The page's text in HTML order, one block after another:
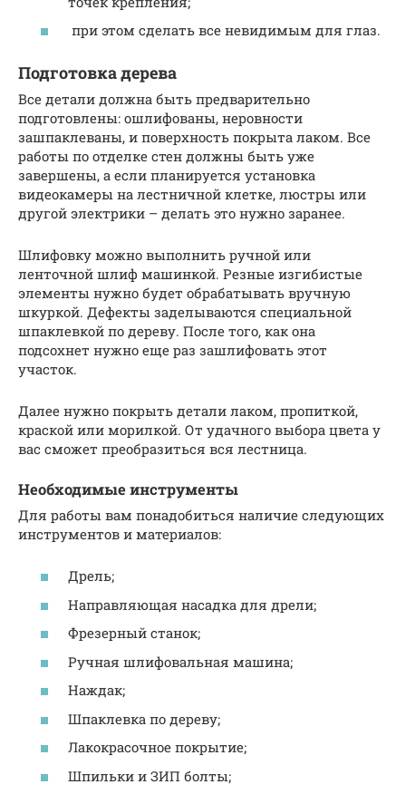
при этом сделать все невидимым для глаз.
Подготовка дерева
Все детали должна быть предварительно
подготовлены: ошлифованы, неровности
зашпаклеваны, и поверхность покрыта лаком. Все
работы по отделке стен должны быть уже
завершены, а если планируется установка
видеокамеры на лестничной клетке, люстры или
другой электрики – делать это нужно заранее.
Шлифовку можно выполнить ручной или
ленточной шлиф машинкой. Резные изгибистые
элементы нужно будет обрабатывать вручную
шкуркой. Дефекты заделываются специальной
шпаклевкой по дереву. После того, как она
подсохнет нужно еще раз зашлифовать этот
участок.
Далее нужно покрыть детали лаком, пропиткой,
краской или морилкой. От удачного выбора цвета у
вас сможет преобразиться вся лестница.
Необходимые инструменты
Для работы вам понадобиться наличие следующих
инструментов и материалов:
Дрель;
Направляющая насадка для дрели;
Фрезерный станок;
Ручная шлифовальная машина;
Наждак;
Шпаклевка по дереву;
Лакокрасочное покрытие;
Шпильки и ЗИП болты;